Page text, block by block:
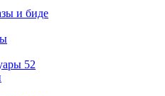
и биде
52